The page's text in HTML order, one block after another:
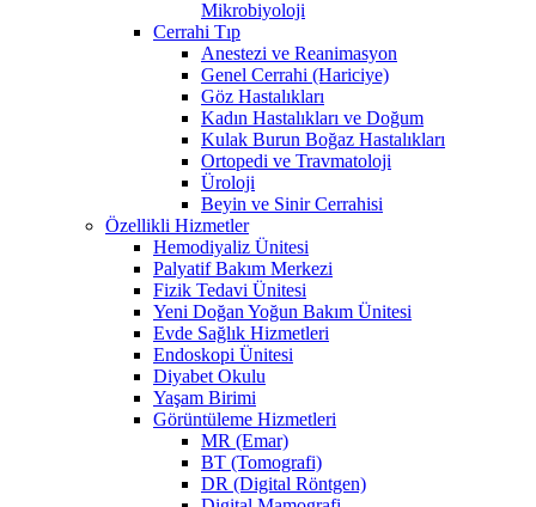
Mikrobiyoloji
Cerrahi Tıp
Anestezi ve Reanimasyon
Genel Cerrahi (Hariciye)
Göz Hastalıkları
Kadın Hastalıkları ve Doğum
Kulak Burun Boğaz Hastalıkları
Ortopedi ve Travmatoloji
Üroloji
Beyin ve Sinir Cerrahisi
Özellikli Hizmetler
Hemodiyaliz Ünitesi
Palyatif Bakım Merkezi
Fizik Tedavi Ünitesi
Yeni Doğan Yoğun Bakım Ünitesi
Evde Sağlık Hizmetleri
Endoskopi Ünitesi
Diyabet Okulu
Yaşam Birimi
Görüntüleme Hizmetleri
MR (Emar)
BT (Tomografi)
DR (Digital Röntgen)